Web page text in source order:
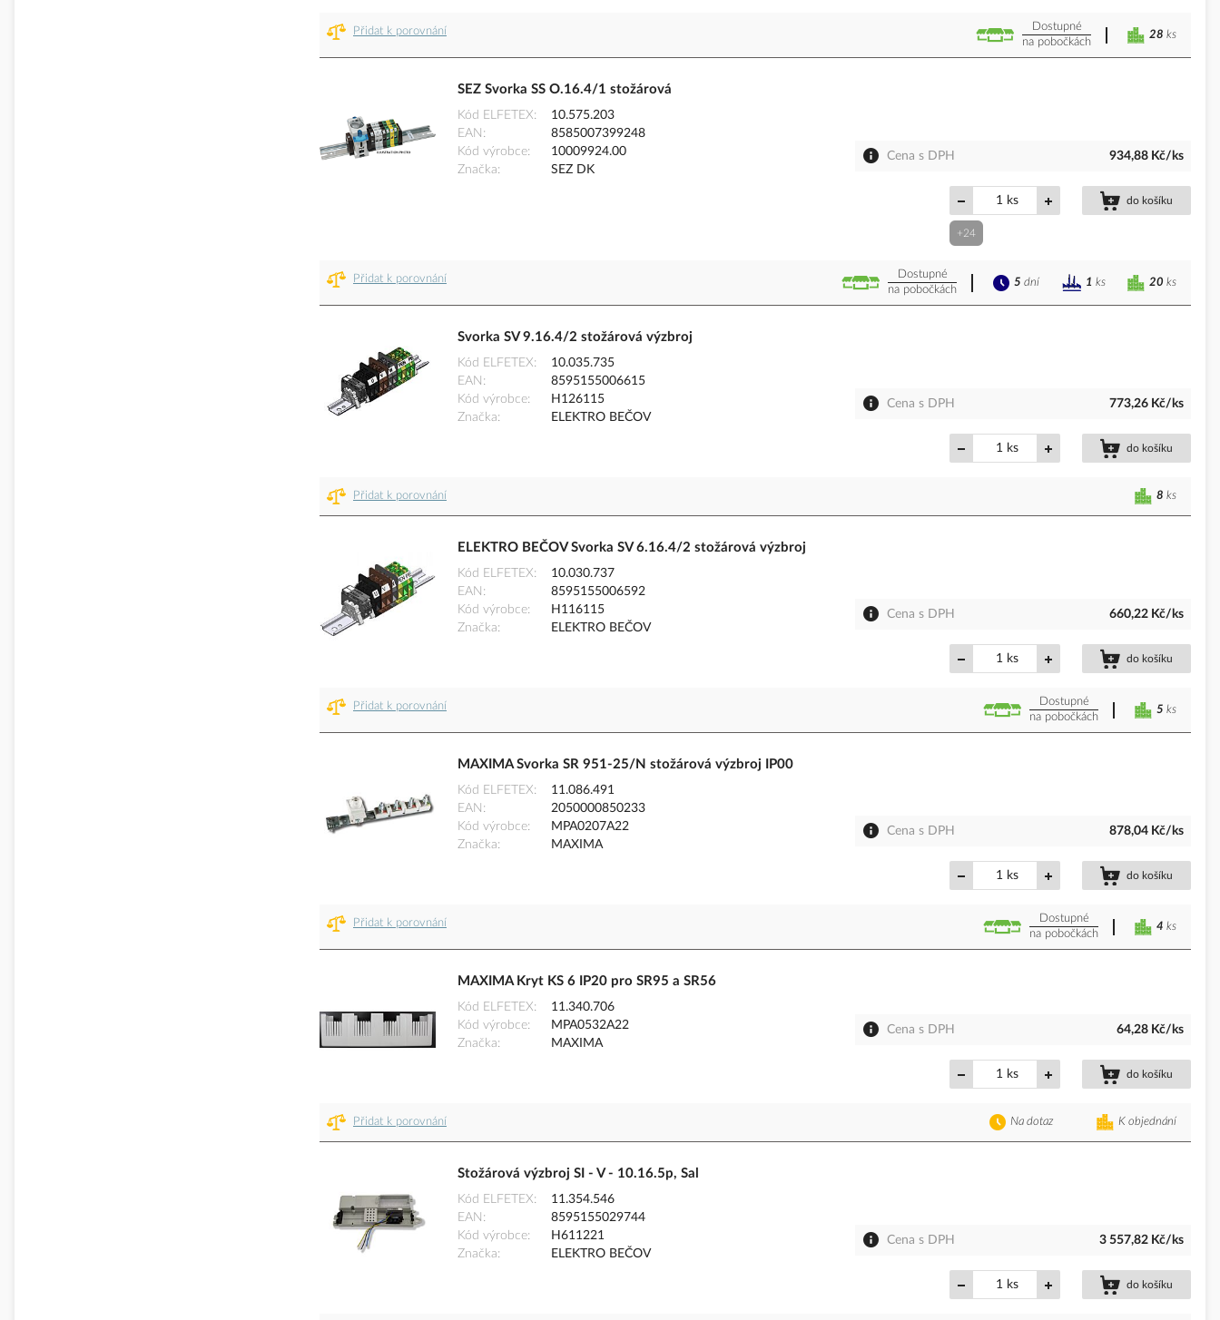
Přidat k porovnání
Dostupné
na pobočkách
28 ks
SEZ Svorka SS O.16.4/1 stožárová
Kód ELFETEX
10.575.203
EAN
8585007399248
Kód výrobce
10009924.00
Značka
SEZ DK
Cena s DPH 934,88 Kč/ks
ks do košíku
+24
Přidat k porovnání
Dostupné
na pobočkách
20 ks
5 dní 1 ks
Svorka SV 9.16.4/2 stožárová výzbroj
Kód ELFETEX
10.035.735
EAN
8595155006615
Kód výrobce
H126115
Značka
ELEKTRO BEČOV
Cena s DPH 773,26 Kč/ks
ks do košíku
Přidat k porovnání 8 ks
ELEKTRO BEČOV Svorka SV 6.16.4/2 stožárová výzbroj
Kód ELFETEX
10.030.737
EAN
8595155006592
Kód výrobce
H116115
Značka
ELEKTRO BEČOV
Cena s DPH 660,22 Kč/ks
ks do košíku
Přidat k porovnání
Dostupné
na pobočkách
5 ks
MAXIMA Svorka SR 951-25/N stožárová výzbroj IP00
Kód ELFETEX
11.086.491
EAN
2050000850233
Kód výrobce
MPA0207A22
Značka
MAXIMA
Cena s DPH 878,04 Kč/ks
ks do košíku
Přidat k porovnání
Dostupné
na pobočkách
4 ks
MAXIMA Kryt KS 6 IP20 pro SR95 a SR56
Kód ELFETEX
11.340.706
Kód výrobce
MPA0532A22
Značka
MAXIMA
Cena s DPH 64,28 Kč/ks
ks do košíku
Přidat k porovnání K objednání
Na dotaz
Stožárová výzbroj SI - V - 10.16.5p, Sal
Kód ELFETEX
11.354.546
EAN
8595155029744
Kód výrobce
H611221
Značka
ELEKTRO BEČOV
Cena s DPH 3 557,82 Kč/ks
ks do košíku